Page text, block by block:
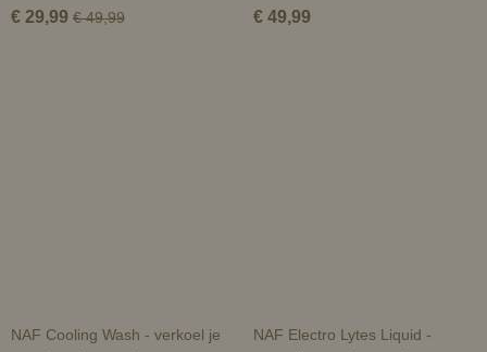
€ 29,99 € 49,99 € 49,99
NAF Cooling Wash - verkoel je
NAF Electro Lytes Liquid -